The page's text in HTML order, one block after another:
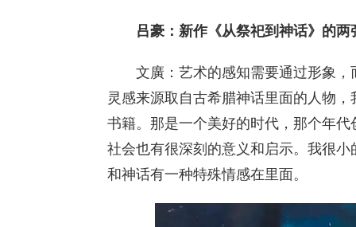
吕豪：新作《从祭祀到神话》的
文廣：艺术的感知需要通过形象，
灵感来源取自古希腊神话里面的人物
书籍。那是一个美好的时代，那个年
社会也有很深刻的意义和启示。我很
和神话有一种特殊情感在里面。